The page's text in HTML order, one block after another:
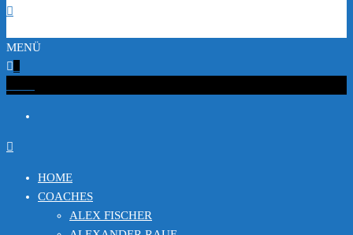
MENÜ
HOME
COACHES
ALEX FISCHER